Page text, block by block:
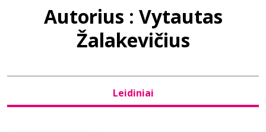
Leidiniai
ELVIS atvyksta
Naujienos
Bibliotekoms
Autorius : Vytautas
Žalakevičius
Leidiniai